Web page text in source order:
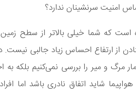
امنیت سرنشینان ندارد؟
است که شما خیلی بالاتر از سطح
از ارتفاع احساس زیاد جالبی
مرگ و میر را بررسی نمی‌کنیم بلکه
شاید اتفاق نادری باشد اما